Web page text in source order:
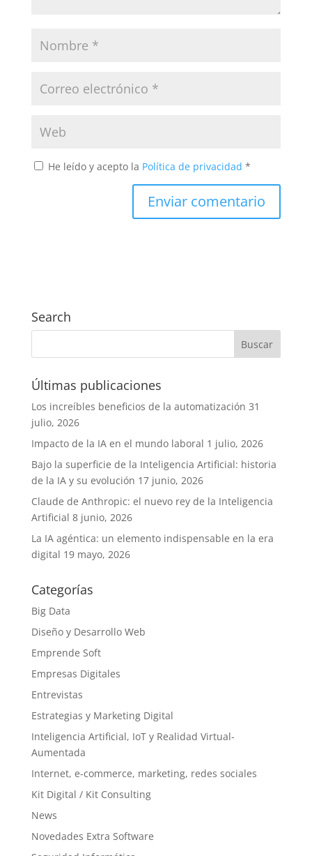
He leído y acepto la Política de privacidad *
Search
Últimas publicaciones
Los increíbles beneficios de la automatización 31
julio, 2026
Impacto de la IA en el mundo laboral 1 julio, 2026
Bajo la superficie de la Inteligencia Artificial: historia
de la IA y su evolución 17 junio, 2026
Claude de Anthropic: el nuevo rey de la Inteligencia
Artificial 8 junio, 2026
La IA agéntica: un elemento indispensable en la era
digital 19 mayo, 2026
Categorías
Big Data
Diseño y Desarrollo Web
Emprende Soft
Empresas Digitales
Entrevistas
Estrategias y Marketing Digital
Inteligencia Artificial, IoT y Realidad Virtual-
Aumentada
Internet, e-commerce, marketing, redes sociales
Kit Digital / Kit Consulting
News
Novedades Extra Software